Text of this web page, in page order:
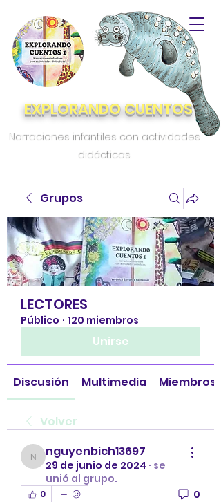
EXPLORANDO CUENTOS
Narraciones infantiles con actividades
didácticas.
Grupos
LECTORES
Público · 120 miembros
Unirse
Discusión Multimedia Miembros
Volver
nguyenbich13697
nguyenbich13697
29 de junio de 2024 · se
unió al grupo.
0 0